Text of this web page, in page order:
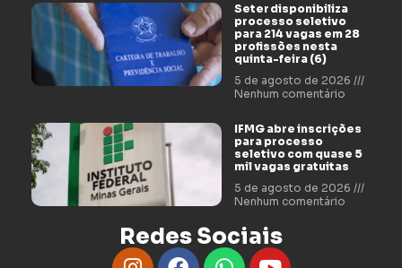
Seter disponibiliza
processo seletivo
para 214 vagas em 28
profissões nesta
quinta-feira (6)
5 de agosto de 2026
Nenhum comentário
IFMG abre inscrições
para processo
seletivo com quase 5
mil vagas gratuitas
5 de agosto de 2026
Nenhum comentário
Redes Sociais